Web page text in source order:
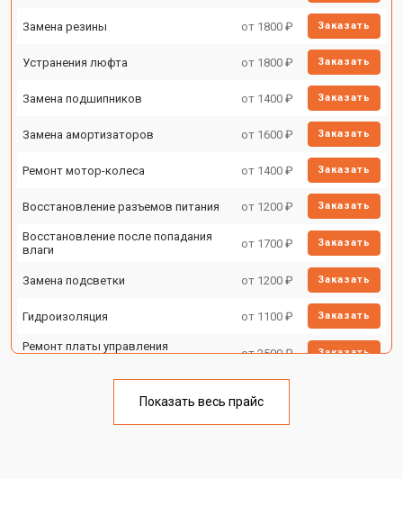
Замена резины от 1800 ₽ Заказать
Устранения люфта от 1800 ₽ Заказать
Замена подшипников от 1400 ₽ Заказать
Замена амортизаторов от 1600 ₽ Заказать
Ремонт мотор-колеса от 1400 ₽ Заказать
Восстановление разъемов питания от 1200 ₽ Заказать
Восстановление после попадания
влаги
от 1700 ₽ Заказать
Замена подсветки от 1200 ₽ Заказать
Гидроизоляция от 1100 ₽ Заказать
Ремонт платы управления
от 2500 ₽ Заказать
Замена аккумулятора от 1000 ₽
Показать весь прайс